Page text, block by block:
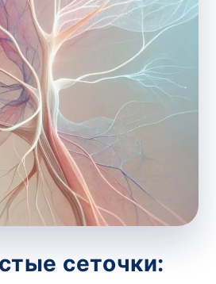
сеточки:
0
на дослідження не
становлять мазки та
біоматеріалу для них
– необхідий
запись к
специалисту.